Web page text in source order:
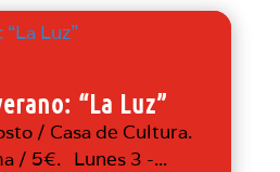
“La Luz”
/ Casa de Cultura.
/ 5€. Lunes 3 -...